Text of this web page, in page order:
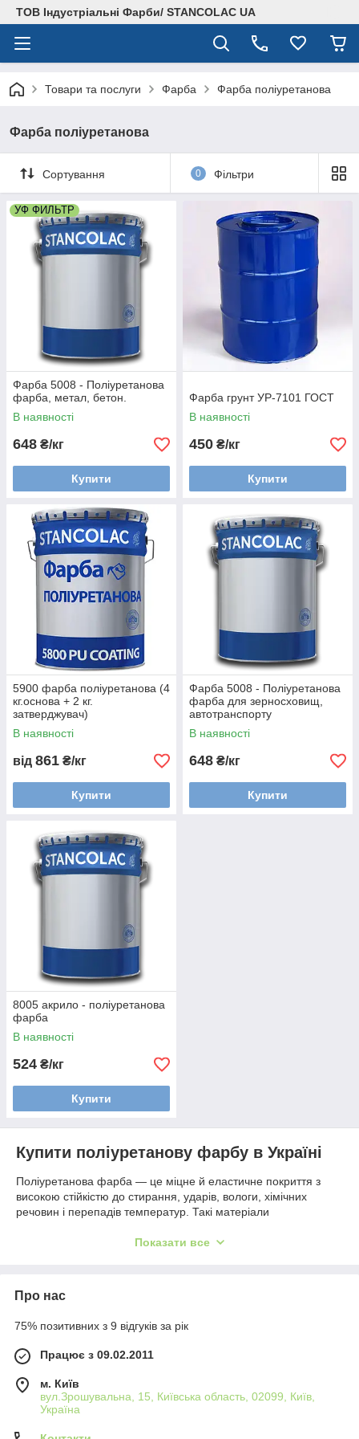
ТОВ Індустріальні Фарби/ STANCOLAC UA
Товари та послуги Фарба Фарба поліуретанова
Фарба поліуретанова
Сортування 0 Фільтри
УФ ФИЛЬТР
Фарба 5008 - Поліуретанова
фарба, метал, бетон.
В наявності
648 ₴/кг
Купити
Фарба грунт УР-7101 ГОСТ
В наявності
450 ₴/кг
Купити
5900 фарба поліуретанова (4
кг.основа + 2 кг.
затверджувач)
В наявності
від 861 ₴/кг
Купити
Фарба 5008 - Поліуретанова
фарба для зерносховищ,
автотранспорту
В наявності
648 ₴/кг
Купити
8005 акрило - поліуретанова
фарба
В наявності
524 ₴/кг
Купити
Купити поліуретанову фарбу в Україні
Поліуретанова фарба — це міцне й еластичне покриття з
високою стійкістю до стирання, ударів, вологи, хімічних
речовин і перепадів температур. Такі матеріали
потрібна довговічність і надійний захист поверхні.
приміщень, гаражів, паркінгів та обладнання.
Гаражі та паркінги
Виробничі цеху
Металеві конструкції
Показати все
Про нас
75% позитивних з 9 відгуків за рік
Працює з 09.02.2011
м. Київ
вул.Зрошувальна, 15, Київська область, 02099, Київ,
Україна